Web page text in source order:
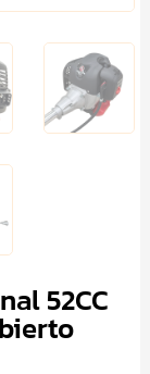
52CC